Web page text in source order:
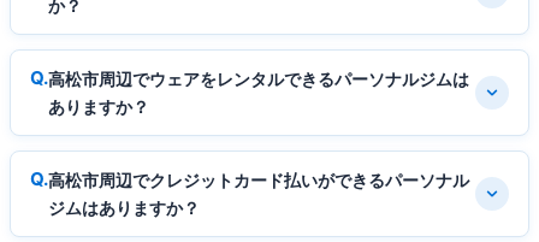
か？
高松市周辺でウェアをレンタルできるパーソナルジムは
ありますか？
高松市周辺でクレジットカード払いができるパーソナル
ジムはありますか？